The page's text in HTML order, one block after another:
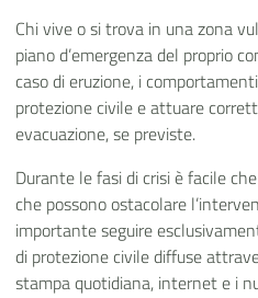
Chi vive o si trova in una zona
piano d’emergenza del proprio
caso di eruzione, i
protezione civile e attuare
evacuazione, se previste.
Durante le fasi di crisi è facile
che possono ostacolare
importante seguire
di protezione civile diffuse
stampa quotidiana, internet e i